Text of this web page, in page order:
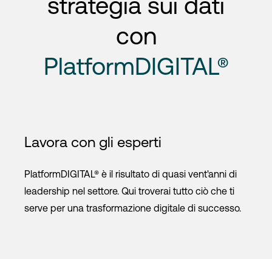
con
PlatformDIGITAL®
Lavora con gli esperti
PlatformDIGITAL® è il risultato di quasi vent'anni di
leadership nel settore. Qui troverai tutto ciò che ti
serve per una trasformazione digitale di successo.